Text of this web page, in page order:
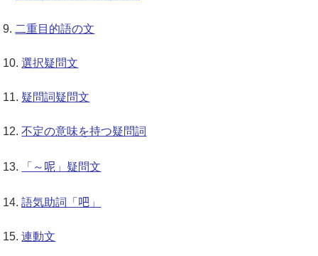
二重目的語の文
選択疑問文
疑問詞疑問文
不定の意味を持つ疑問詞
「～ 呢 」疑問文
語気助詞「 吧 」
連動文